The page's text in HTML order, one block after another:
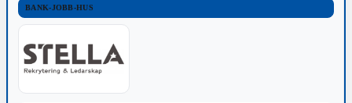
BANK-JOBB-HUS